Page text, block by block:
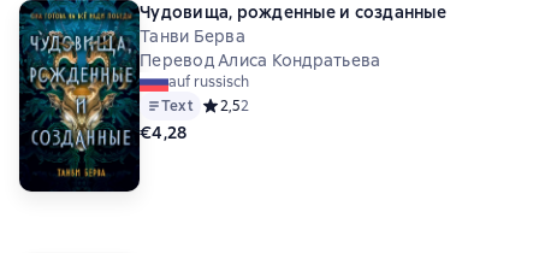
Чудовища, рожденные и созданные
Танви Берва
Перевод Алиса Кондратьева
auf russisch
Text Средний рейтинг 2,5 на основе 2 оценок
2,52
€4,28